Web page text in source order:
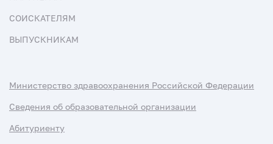
СОИСКАТЕЛЯМ
ВЫПУСКНИКАМ
Министерство здравоохранения Российской Федерации
Сведения об образовательной организации
Абитуриенту